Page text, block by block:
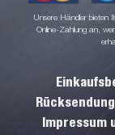
Unsere Händler bieten
Online-Zahlung an,
Impressum